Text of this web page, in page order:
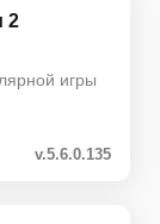
2
игры
v.5.6.0.135